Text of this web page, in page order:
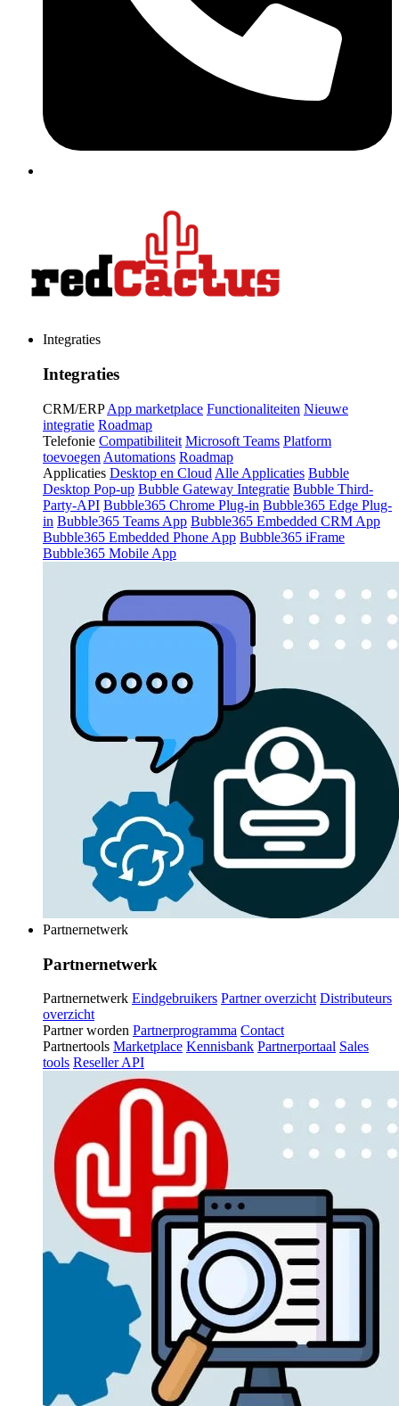
Integraties
Integraties
CRM/ERP App marketplace Functionaliteiten Nieuwe
integratie Roadmap
Telefonie Compatibiliteit Microsoft Teams Platform
toevoegen Automations Roadmap
Applicaties Desktop en Cloud Alle Applicaties Bubble
Desktop Pop-up Bubble Gateway Integratie Bubble Third-
Party-API Bubble365 Chrome Plug-in Bubble365 Edge Plug-
in Bubble365 Teams App Bubble365 Embedded CRM App
Bubble365 Embedded Phone App Bubble365 iFrame
Bubble365 Mobile App
Partnernetwerk
Partnernetwerk
Partnernetwerk Eindgebruikers Partner overzicht Distributeurs
overzicht
Partner worden Partnerprogramma Contact
Partnertools Marketplace Kennisbank Partnerportaal Sales
tools Reseller API